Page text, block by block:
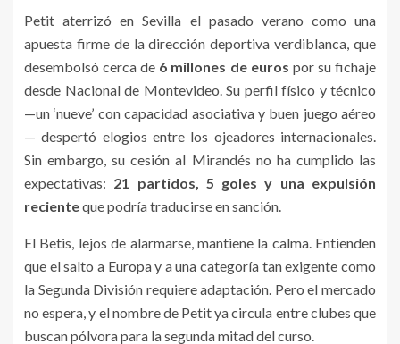
Petit aterrizó en Sevilla el pasado verano como una
apuesta firme de la dirección deportiva verdiblanca, que
desembolsó cerca de 6 millones de euros por su fichaje
desde Nacional de Montevideo. Su perfil físico y técnico
—un ‘nueve’ con capacidad asociativa y buen juego aéreo
— despertó elogios entre los ojeadores internacionales.
Sin embargo, su cesión al Mirandés no ha cumplido las
expectativas: 21 partidos, 5 goles y una expulsión
recienteque podría traducirse en sanción.
El Betis, lejos de alarmarse, mantiene la calma. Entienden
que el salto a Europa y a una categoría tan exigente como
la Segunda División requiere adaptación. Pero el mercado
no espera, y el nombre de Petit ya circula entre clubes que
buscan pólvora para la segunda mitad del curso.